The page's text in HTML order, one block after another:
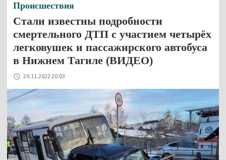
Происшествия
Стали известны подробности
смертельного ДТП с участием четырёх
легковушек и пассажирского автобуса
в Нижнем Тагиле (ВИДЕО)
29.11.2022 20:03